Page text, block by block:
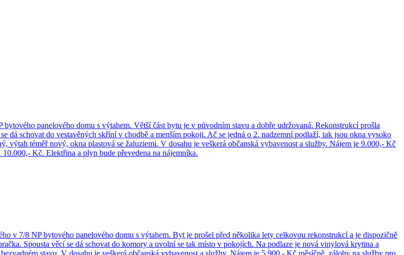
panelového domu s výtahem. Větší část bytu je v původním stavu a dobře udržovaná. Rekonstrukcí prošla
dá schovat do vestavěných skříní v chodbě a menším pokoji. Ač se jedná o 2. nadzemní podlaží, tak jsou okna vysoko
výtah téměř nový, okna plastová se žaluziemi. V dosahu je veškerá občanská vybavenost a služby. Nájem je 9.000,- Kč
Kč. Elektřina a plyn bude převedena na nájemníka.
v 7/8 NP bytového panelového domu s výtahem. Byt je prošel před několika lety celkovou rekonstrukcí a je dispozičně
Spousta věcí se dá schovat do komory a uvolní se tak místo v pokojích. Na podlaze je nová vinylová krytina a
stavu. V dosahu je veškerá občanská vybavenost a služby. Nájem je 5.900,- Kč měsíčně, zálohy na služby pro